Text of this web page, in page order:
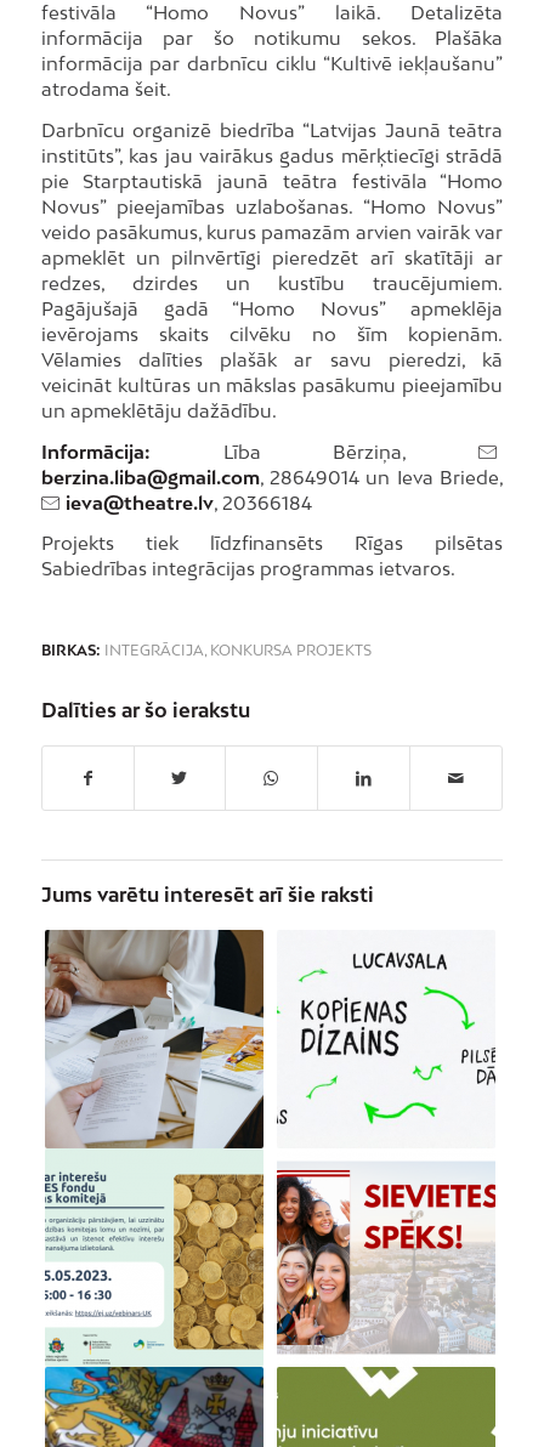
festivāla “Homo Novus” laikā. Detalizēta
informācija par šo notikumu sekos. Plašāka
informācija par darbnīcu ciklu “Kultivē iekļaušanu”
atrodama šeit.
Darbnīcu organizē biedrība “Latvijas Jaunā teātra
institūts”, kas jau vairākus gadus mērķtiecīgi strādā
pie Starptautiskā jaunā teātra festivāla “Homo
Novus” pieejamības uzlabošanas. “Homo Novus”
veido pasākumus, kurus pamazām arvien vairāk var
apmeklēt un pilnvērtīgi pieredzēt arī skatītāji ar
redzes, dzirdes un kustību traucējumiem.
Pagājušajā gadā “Homo Novus” apmeklēja
ievērojams skaits cilvēku no šīm kopienām.
Vēlamies dalīties plašāk ar savu pieredzi, kā
veicināt kultūras un mākslas pasākumu pieejamību
un apmeklētāju dažādību.
Informācija: Lība Bērziņa,
berzina.liba@gmail.com, 28649014 un Ieva Briede,
ieva@theatre.lv, 20366184
Projekts tiek līdzfinansēts Rīgas pilsētas
Sabiedrības integrācijas programmas ietvaros.
BIRKAS: INTEGRĀCIJA, KONKURSA PROJEKTS
Dalīties ar šo ierakstu
Jums varētu interesēt arī šie raksti